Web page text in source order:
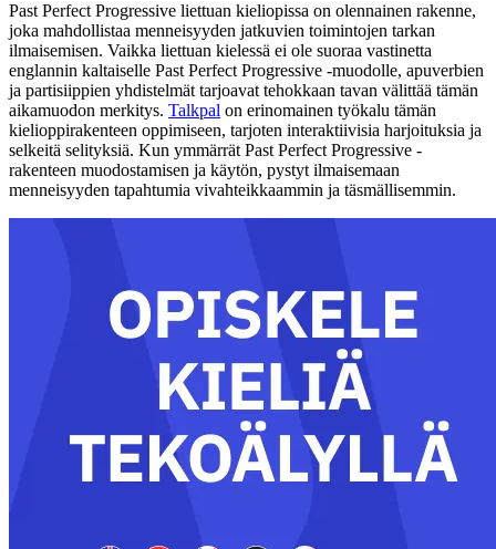
Past Perfect Progressive liettuan kieliopissa on olennainen rakenne,
joka mahdollistaa menneisyyden jatkuvien toimintojen tarkan
ilmaisemisen. Vaikka liettuan kielessä ei ole suoraa vastinetta
englannin kaltaiselle Past Perfect Progressive -muodolle, apuverbien
ja partisiippien yhdistelmät tarjoavat tehokkaan tavan välittää tämän
aikamuodon merkitys. Talkpal on erinomainen työkalu tämän
kielioppirakenteen oppimiseen, tarjoten interaktiivisia harjoituksia ja
selkeitä selityksiä. Kun ymmärrät Past Perfect Progressive -
rakenteen muodostamisen ja käytön, pystyt ilmaisemaan
menneisyyden tapahtumia vivahteikkaammin ja täsmällisemmin.